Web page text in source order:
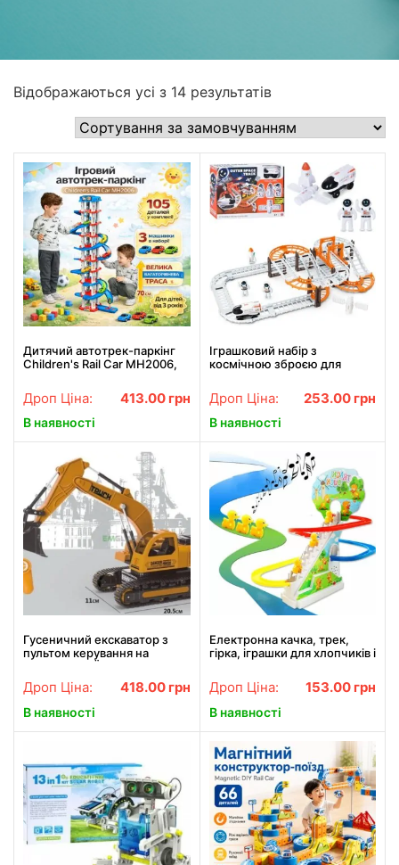
Відображаються усі з 14 результатів
Дитячий автотрек-паркінг
Children's Rail Car MH2006,
комплекті, багаторівнева
траса ~70 см, для дітей
Дроп Ціна: 413.00 грн
В наявності
Іграшковий набір з
космічною зброєю для
Дроп Ціна: 253.00 грн
В наявності
Гусеничний екскаватор з
пультом керування на
акумуляторі Їздить і
рухається ковш GS-7735
Дроп Ціна: 418.00 грн
В наявності
Електронна качка, трек,
гірка, іграшки для хлопчиків і
підйому сходами
Дроп Ціна: 153.00 грн
В наявності